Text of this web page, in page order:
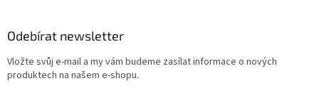
Odebírat newsletter
Vložte svůj e-mail a my vám budeme zasílat informace o nových
produktech na našem e-shopu.